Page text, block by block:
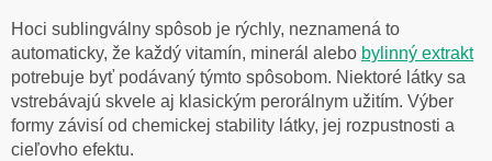
Hoci sublingválny spôsob je rýchly, neznamená to
automaticky, že každý vitamín, minerál alebo bylinný extrakt
potrebuje byť podávaný týmto spôsobom. Niektoré látky sa
vstrebávajú skvele aj klasickým perorálnym užitím. Výber
formy závisí od chemickej stability látky, jej rozpustnosti a
cieľovho efektu.